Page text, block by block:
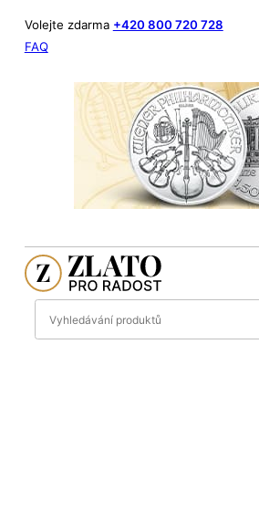
Volejte zdarma +420 800 720 728
FAQ